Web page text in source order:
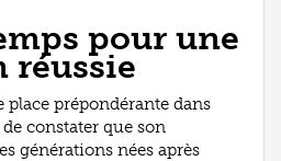
pour une
réussie
place prépondérante dans
constater que son
générations nées après